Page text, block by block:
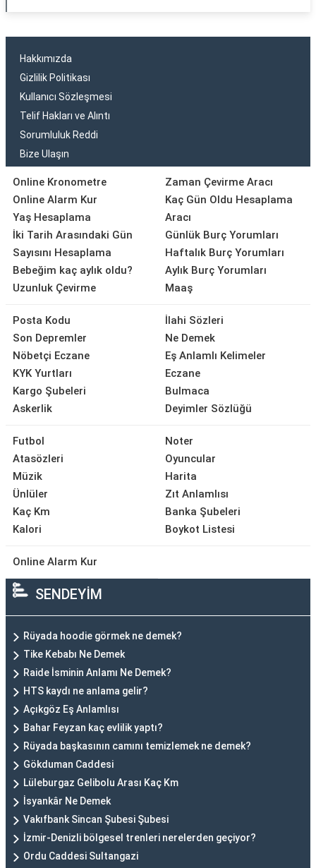
Hakkımızda
Gizlilik Politikası
Kullanıcı Sözleşmesi
Telif Hakları ve Alıntı
Sorumluluk Reddi
Bize Ulaşın
Online Kronometre
Online Alarm Kur
Yaş Hesaplama
İki Tarih Arasındaki Gün
Sayısını Hesaplama
Bebeğim kaç aylık oldu?
Uzunluk Çevirme
Zaman Çevirme Aracı
Kaç Gün Oldu Hesaplama
Aracı
Günlük Burç Yorumları
Haftalık Burç Yorumları
Aylık Burç Yorumları
Maaş
Posta Kodu
Son Depremler
Nöbetçi Eczane
KYK Yurtları
Kargo Şubeleri
Askerlik
İlahi Sözleri
Ne Demek
Eş Anlamlı Kelimeler
Eczane
Bulmaca
Deyimler Sözlüğü
Futbol
Atasözleri
Müzik
Ünlüler
Kaç Km
Kalori
Noter
Oyuncular
Harita
Zıt Anlamlısı
Banka Şubeleri
Boykot Listesi
Online Alarm Kur
SENDEYİM
Rüyada hoodie görmek ne demek?
Tike Kebabı Ne Demek
Raide İsminin Anlamı Ne Demek?
HTS kaydı ne anlama gelir?
Açıkgöz Eş Anlamlısı
Bahar Feyzan kaç evlilik yaptı?
Rüyada başkasının camını temizlemek ne demek?
Gökduman Caddesi
Lüleburgaz Gelibolu Arası Kaç Km
İsyankâr Ne Demek
Vakıfbank Sincan Şubesi Şubesi
İzmir-Denizli bölgesel trenleri nerelerden geçiyor?
Ordu Caddesi Sultangazi